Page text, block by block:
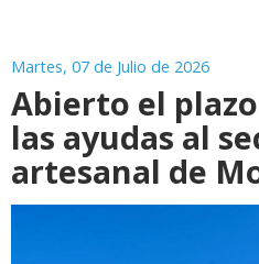
Martes, 07 de Julio de 2026
Abierto el
las ayudas al
artesanal de